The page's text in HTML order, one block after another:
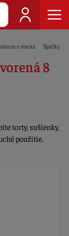
a vrecká Špičky
8
torty, sušienky,
použitie.